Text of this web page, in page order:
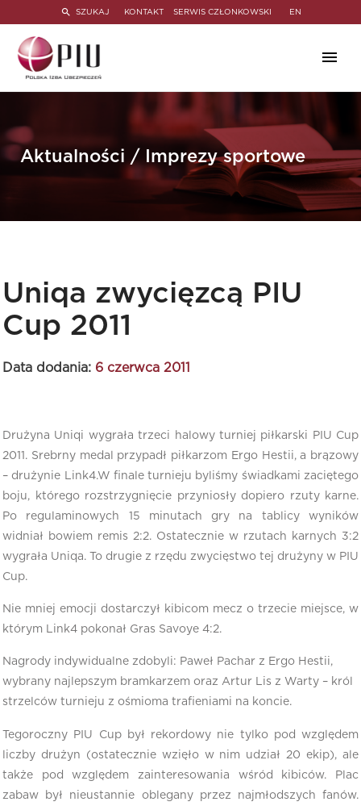
SZUKAJ KONTAKT SERWIS CZŁONKOWSKI EN
Aktualności / Imprezy sportowe
Uniqa zwycięzcą PIU
Cup 2011
Data dodania: 6 czerwca 2011
Drużyna Uniqi wygrała trzeci halowy turniej piłkarski PIU Cup
2011. Srebrny medal przypadł piłkarzom Ergo Hestii, a brązowy
– drużynie Link4.W finale turnieju byliśmy świadkami zaciętego
boju, którego rozstrzygnięcie przyniosły dopiero rzuty karne.
Po regulaminowych 15 minutach gry na tablicy wyników
widniał bowiem remis 2:2. Ostatecznie w rzutach karnych 3:2
wygrała Uniqa. To drugie z rzędu zwycięstwo tej drużyny w PIU
Cup.
Nie mniej emocji dostarczył kibicom mecz o trzecie miejsce, w
którym Link4 pokonał Gras Savoye 4:2.
Nagrody indywidualne zdobyli: Paweł Pachar z Ergo Hestii,
wybrany najlepszym bramkarzem oraz Artur Lis z Warty – król
strzelców turnieju z ośmioma trafieniami na koncie.
Tegoroczny PIU Cup był rekordowy nie tylko pod względem
liczby drużyn (ostatecznie wzięło w nim udział 20 ekip), ale
także pod względem zainteresowania wśród kibiców. Plac
zabaw był nieustannie oblegany przez najmłodszych fanów.